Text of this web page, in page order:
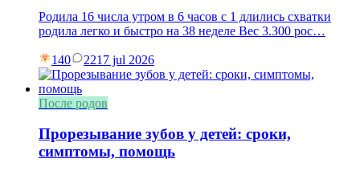
Родила 16 числа утром в 6 часов с 1 длились схватки
родила легко и быстро на 38 неделе Вес 3.300 рос…
140 2217 jul 2026
После родов
Прорезывание зубов у детей: сроки,
симптомы, помощь